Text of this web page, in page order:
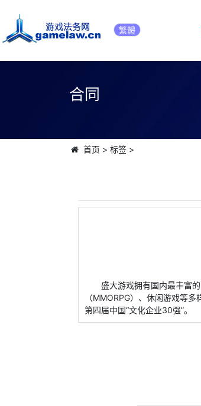
繁體
合同
首页 > 标签>
盛大游戏拥有国内最丰富
（MMORPG）、休闲游戏等
第四届中国“文化企业30强”。